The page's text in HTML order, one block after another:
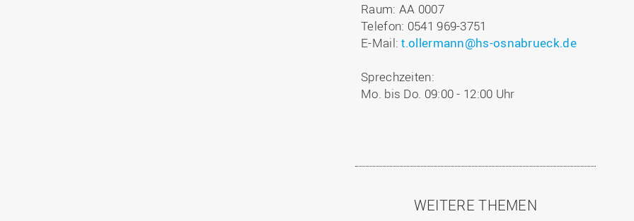
Raum: AA 0007
Telefon: 0541 969-3751
E-Mail:t.ollermann@hs-osnabrueck.de
Sprechzeiten:
Mo. bis Do. 09:00 - 12:00 Uhr
WEITERE THEMEN